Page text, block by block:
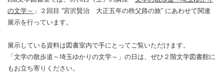
の文学～ 」２回目 “宮沢賢治 大正五年の秩父路の旅” にあわせて関連
展示を行っています。
展示している資料は図書室内で手にとってご覧いただけます。
「文学の散歩道～埼玉ゆかりの文学～」の日は、ぜひ２階文学図書館に
もお立ち寄りください。